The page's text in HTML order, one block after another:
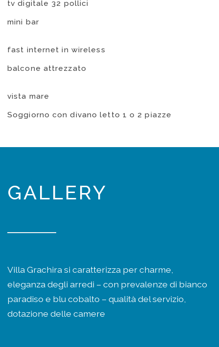
tv digitale 32 pollici
mini bar
fast internet in wireless
balcone attrezzato
vista mare
Soggiorno con divano letto 1 o 2 piazze
GALLERY
Villa Grachira si caratterizza per charme,
eleganza degli arredi – con prevalenze di bianco
paradiso e blu cobalto – qualità del servizio,
dotazione delle camere